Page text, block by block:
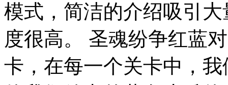
模式，简洁的介绍吸引
度很高。 圣魂纷争红蓝
卡，在每一个关卡中，